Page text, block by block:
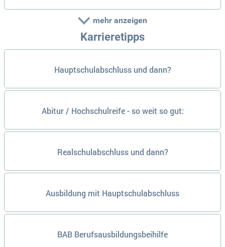
mehr anzeigen
Karrieretipps
Hauptschulabschluss und dann?
Abitur / Hochschulreife - so weit so gut:
Realschulabschluss und dann?
Ausbildung mit Hauptschulabschluss
BAB Berufsausbildungsbeihilfe